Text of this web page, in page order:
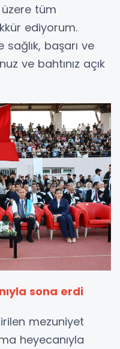
tüm
ediyorum.
başarı ve
ve bahtınız açık
sona erdi
mezuniyet
heyecanıyla